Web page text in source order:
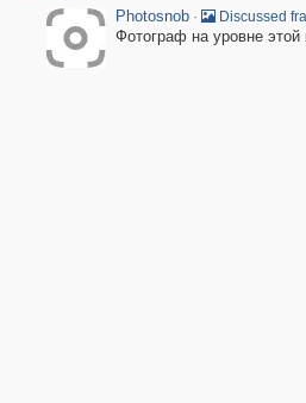
Photosnob · Discussed
Фотограф на уровне